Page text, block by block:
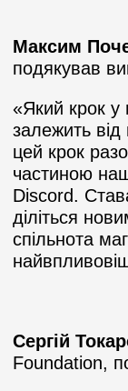
Максим
подякував
«Який крок
залежить
цей крок
частиною
Discord.
діліться
спільнота
Сергій
Foundation,